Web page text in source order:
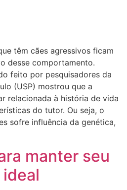
têm cães agressivos ficam
desse comportamento.
feito por pesquisadores da
(USP) mostrou que a
relacionada à história de vida
do tutor. Ou seja, o
sofre influência da genética,
manter seu